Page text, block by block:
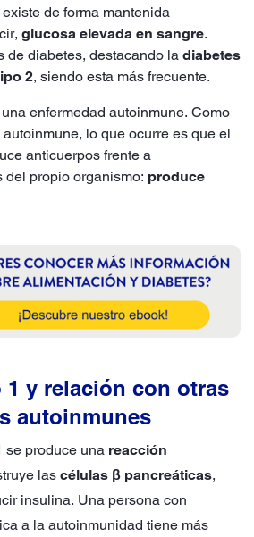
de forma mantenida
glucosa elevada en sangre.
de diabetes, destacando la diabetes
2, siendo esta más frecuente.
enfermedad autoinmune. Como
lo que ocurre es que el
anticuerpos frente a
propio organismo: produce
1 y relación con otras
autoinmunes
se produce una reacción
las células β pancreáticas,
insulina. Una persona con
a la autoinmunidad tiene más